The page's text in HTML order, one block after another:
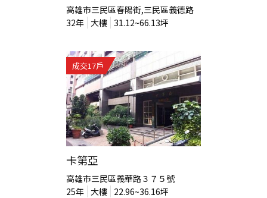
高雄市三民區春陽街,三民區義德路
32年 大樓 31.12~66.13坪
成交17戶
卡第亞
高雄市三民區義華路３７５號
25年 大樓 22.96~36.16坪